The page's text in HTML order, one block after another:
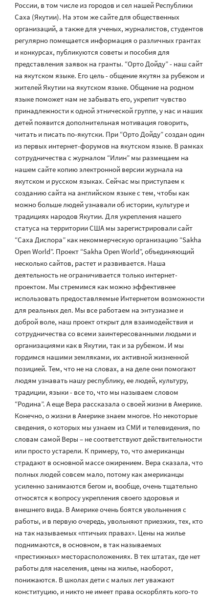
России, в том числе из городов и сел нашей Республики
Саха (Якутии). На этом же сайте для общественных
организаций, а также для ученых, журналистов, студентов
регулярно помещается информация о различных грантах
и конкурсах, публикуются советы и пособия для
представления заявок на гранты. “Орто Дойду” - наш сайт
на якутском языке. Его цель - общение якутян за рубежом и
жителей Якутии на якутском языке. Общение на родном
языке поможет нам не забывать его, укрепит чувство
принадлежности к одной этнической группе, у нас и наших
детей появится дополнительная мотивация говорить,
читать и писать по-якутски. При “Орто Дойду” создан один
из первых интернет-форумов на якутском языке. В рамках
сотрудничества с журналом “Илин” мы размещаем на
нашем сайте копию электронной версии журнала на
якутском и русском языках. Сейчас мы приступаем к
созданию сайта на английском языке с тем, чтобы как
можно больше людей узнавали об истории, культуре и
традициях народов Якутии. Для укрепления нашего
статуса на территории США мы зарегистрировали сайт
“Саха Диспора” как некоммерческую организацию “Sakha
Open World”. Проект “Sakha Open World”, объединяющий
несколько сайтов, растет и развивается. Наша
деятельность не ограничивается только интернет-
проектом. Мы стремимся как можно эффективнее
использовать предоставляемые Интернетом возможности
для реальных дел. Мы все работаем на энтузиазме и
доброй воле, наш проект открыт для взаимодействия и
сотрудничества со всеми заинтересованными людьми и
организациями как в Якутии, так и за рубежом. И мы
гордимся нашими земляками, их активной жизненной
позицией. Тем, что не на словах, а на деле они помогают
людям узнавать нашу республику, ее людей, культуру,
традиции, языки - все то, что мы называем словом
“Родина”. А еще Вера рассказала о своей жизни в Америке.
Конечно, о жизни в Америке знаем многое. Но некоторые
сведения, о которых мы узнаем из СМИ и телевидения, по
словам самой Веры – не соответствуют действительности
или просто устарели. К примеру, то, что американцы
страдают в основной массе ожирением. Вера сказала, что
полных людей совсем мало, потому как американцы
усиленно занимаются бегом и, вообще, очень тщательно
относятся к вопросу укрепления своего здоровья и
внешнего вида. В Америке очень боятся увольнения с
работы, и в первую очередь, увольняют приезжих, тех, кто
на так называемых «птичьих правах». Цены на жилье
поднимаются, в основном, в так называемых
«престижных» месторасположениях. В тех штатах, где нет
работы для населения, цены на жилье, наоборот,
понижаются. В школах дети с малых лет уважают
конституцию, и никто не имеет права оскорблять кого-то